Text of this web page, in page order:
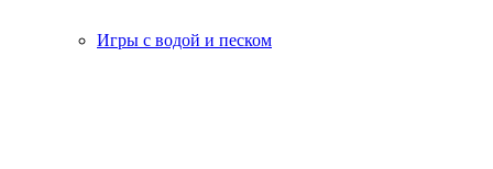
Игры с водой и песком